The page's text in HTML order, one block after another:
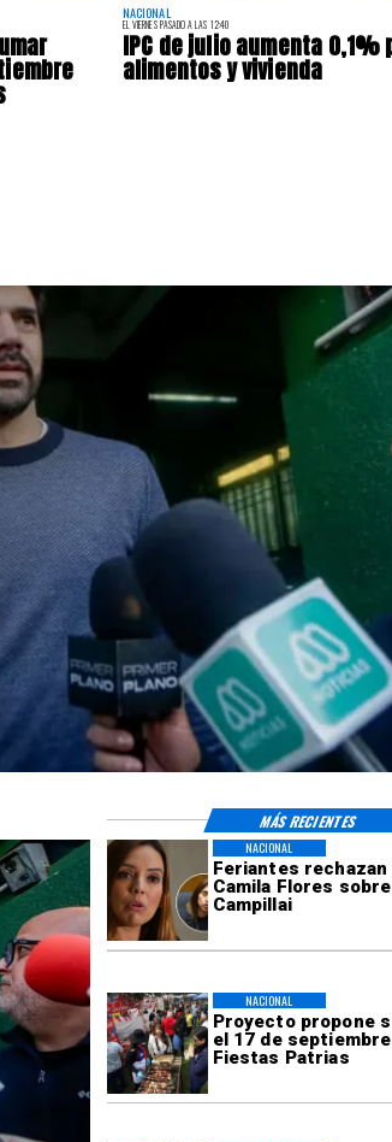
NACIONAL
EL VIERNES PASADO A LAS 12:40
IPC de julio aumenta 0,1%
alimentos y vivienda
Feriantes
Camila Flores
Campillai
NACIONAL
Proyecto propone
el 17 de
Fiestas Patrias
NACIONAL
MÁS RECIENTES